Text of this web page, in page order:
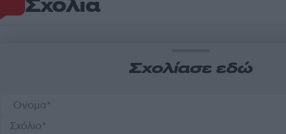
Σχολίασε εδώ